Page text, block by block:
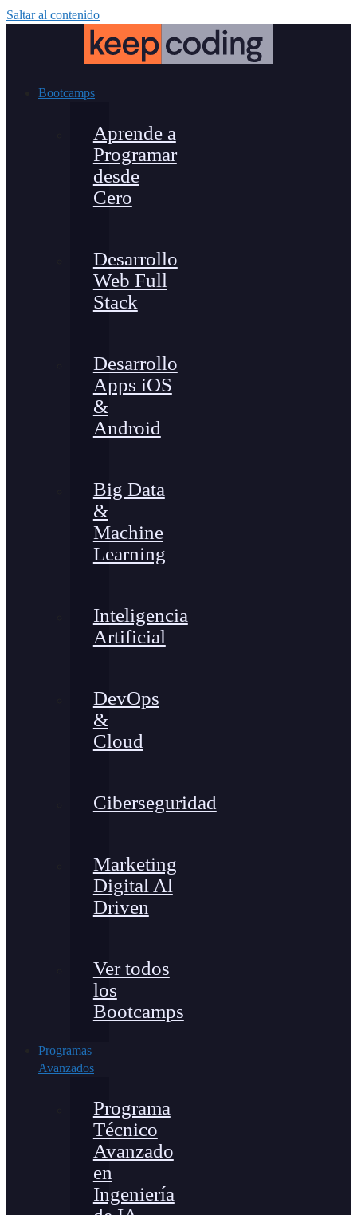
Saltar al contenido
Bootcamps
Aprende a
Programar
desde
Cero
Desarrollo
Web Full
Stack
Desarrollo
Apps iOS
&
Android
Big Data
&
Machine
Learning
Inteligencia
Artificial
DevOps
&
Cloud
Ciberseguridad
Marketing
Digital Al
Driven
Ver todos
los
Bootcamps
Programas
Avanzados
Programa
Técnico
Avanzado
en
Ingeniería